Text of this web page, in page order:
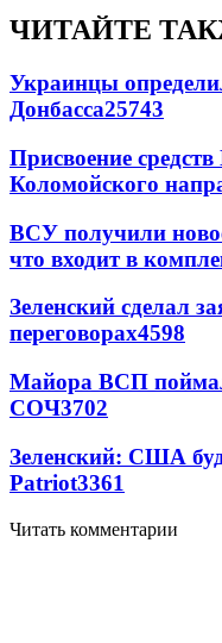
ЧИТАЙТЕ
Украинцы
Донбасса25743
Присвоение
Коломойского
ВСУ получили
что входит в
Зеленский сделал
переговорах4598
Майора ВСП
СОЧ3702
Зеленский: США
Patriot3361
Читать комментарии